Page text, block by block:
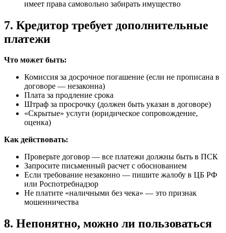
имеет права самовольно забирать имущество
7. Кредитор требует дополнительные
платежи
Что может быть:
Комиссия за досрочное погашение (если не прописана в
договоре — незаконна)
Плата за продление срока
Штраф за просрочку (должен быть указан в договоре)
«Скрытые» услуги (юридическое сопровождение,
оценка)
Как действовать:
Проверьте договор — все платежи должны быть в ПСК
Запросите письменный расчет с обоснованием
Если требование незаконно — пишите жалобу в ЦБ РФ
или Роспотребнадзор
Не платите «наличными без чека» — это признак
мошенничества
8. Непонятно, можно ли пользоваться